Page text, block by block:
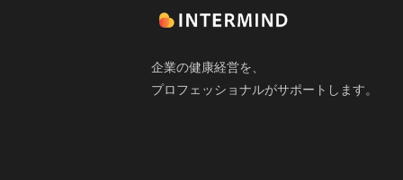
企業の健康経営を、
プロフェッショナルがサポートします。